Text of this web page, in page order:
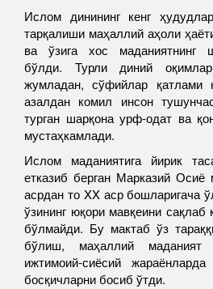
Ислом динининг кенг
тарқалиши маҳаллий аҳоли
ва ўзига хос маданиятнинг
бўлди. Турли диний
жумладан, сўфийлар қатлами
азалдан комил инсон
турган шарқона урф-одат ва
мустаҳкамлади.
Ислом маданиятига йирик
етказиб берган Марказий
асрдан то XX аср бошларигача
ўзининг юқори мавқеини
бўлмайди. Бу мактаб ўз
бўлиш, маҳаллий маданият
ижтимоий-сиёсий
босқичларни босиб ўтди.